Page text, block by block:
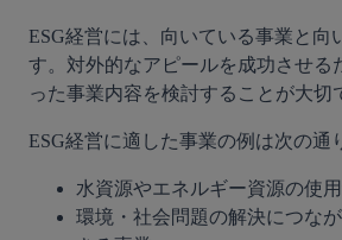
ESG経営には、向いている事業と向
す。対外的なアピールを成功させる
った事業内容を検討することが大切
ESG経営に適した事業の例は次の通
水資源やエネルギー資源の使
環境・社会問題の解決につな